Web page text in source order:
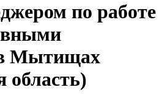
по работе
Мытищах
область)